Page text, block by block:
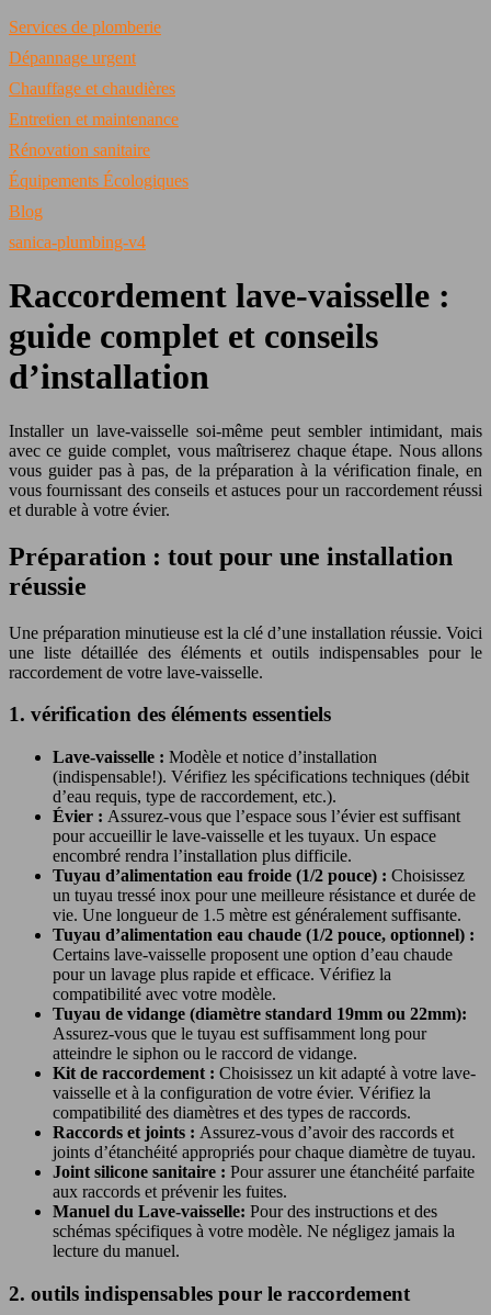
Services de plomberie
Dépannage urgent
Chauffage et chaudières
Entretien et maintenance
Rénovation sanitaire
Équipements Écologiques
Blog
sanica-plumbing-v4
Raccordement lave-vaisselle :
guide complet et conseils
d’installation
Installer un lave-vaisselle soi-même peut sembler intimidant, mais
avec ce guide complet, vous maîtriserez chaque étape. Nous allons
vous guider pas à pas, de la préparation à la vérification finale, en
vous fournissant des conseils et astuces pour un raccordement réussi
et durable à votre évier.
Préparation : tout pour une installation
réussie
Une préparation minutieuse est la clé d’une installation réussie. Voici
une liste détaillée des éléments et outils indispensables pour le
raccordement de votre lave-vaisselle.
1. vérification des éléments essentiels
Lave-vaisselle : Modèle et notice d’installation
(indispensable!). Vérifiez les spécifications techniques (débit
d’eau requis, type de raccordement, etc.).
Évier : Assurez-vous que l’espace sous l’évier est suffisant
pour accueillir le lave-vaisselle et les tuyaux. Un espace
encombré rendra l’installation plus difficile.
Tuyau d’alimentation eau froide (1/2 pouce) : Choisissez
un tuyau tressé inox pour une meilleure résistance et durée de
vie. Une longueur de 1.5 mètre est généralement suffisante.
Tuyau d’alimentation eau chaude (1/2 pouce, optionnel) :
Certains lave-vaisselle proposent une option d’eau chaude
pour un lavage plus rapide et efficace. Vérifiez la
compatibilité avec votre modèle.
Tuyau de vidange (diamètre standard 19mm ou 22mm):
Assurez-vous que le tuyau est suffisamment long pour
atteindre le siphon ou le raccord de vidange.
Kit de raccordement : Choisissez un kit adapté à votre lave-
vaisselle et à la configuration de votre évier. Vérifiez la
compatibilité des diamètres et des types de raccords.
Raccords et joints : Assurez-vous d’avoir des raccords et
joints d’étanchéité appropriés pour chaque diamètre de tuyau.
Joint silicone sanitaire : Pour assurer une étanchéité parfaite
aux raccords et prévenir les fuites.
Manuel du Lave-vaisselle: Pour des instructions et des
schémas spécifiques à votre modèle. Ne négligez jamais la
lecture du manuel.
2. outils indispensables pour le raccordement